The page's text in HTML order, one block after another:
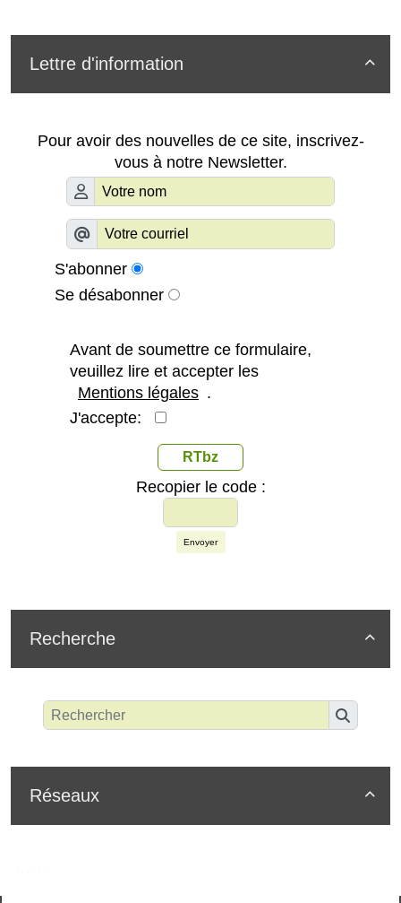

Lettre d'information
Pour avoir des nouvelles de ce site, inscrivez-
vous à notre Newsletter.
S'abonner
Se désabonner
Avant de soumettre ce formulaire,
veuillez lire et accepter les
Mentions légales .
J'accepte:
RTbz
Recopier le code :
Envoyer

Recherche

Réseaux